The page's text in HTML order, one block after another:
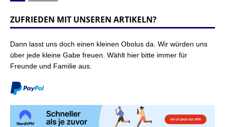
ZUFRIEDEN MIT UNSEREN ARTIKELN?
Dann lasst uns doch einen kleinen Obolus da. Wir würden uns
über jede kleine Gabe freuen. Wählt hier bitte immer für
Freunde und Familie aus.